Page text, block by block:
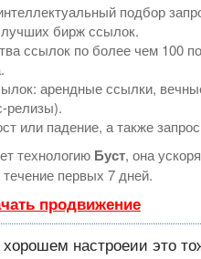
подбор
бирж ссылок.
ссылок по более чем 100
арендные ссылки,
релизы).
или падение, а также
технологию Буст, она
первых 7 дней.
продвижение